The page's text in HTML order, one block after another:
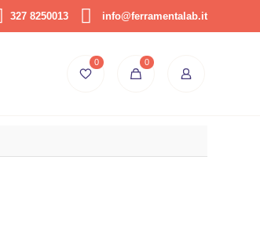
327 8250013 info@ferramentalab.it
0 0